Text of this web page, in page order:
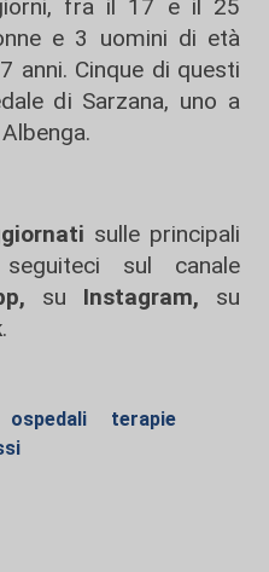
fra il 17 e il 25
e 3 uomini di età
anni. Cinque di questi
di Sarzana, uno a
sulle principali
sul canale
su Instagram, su
.
ospedali
terapie